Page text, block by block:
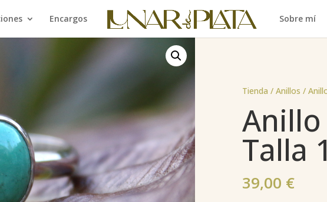
Encargos Sobre mí
Tienda / Anillos /
Anillo
Talla
39,00 €